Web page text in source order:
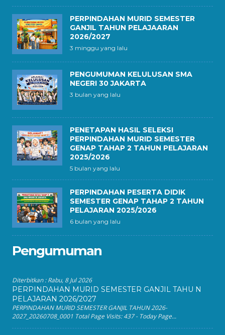
PERPINDAHAN MURID SEMESTER
GANJIL TAHUN PELAJAARAN
2026/2027
3 minggu yang lalu
PENGUMUMAN KELULUSAN SMA
NEGERI 30 JAKARTA
3 bulan yang lalu
PENETAPAN HASIL SELEKSI
PERPINDAHAN MURID SEMESTER
GENAP TAHAP 2 TAHUN PELAJARAN
2025/2026
5 bulan yang lalu
PERPINDAHAN PESERTA DIDIK
SEMESTER GENAP TAHAP 2 TAHUN
PELAJARAN 2025/2026
6 bulan yang lalu
Pengumuman
Diterbitkan :Rabu, 8 Jul 2026
PERPINDAHAN MURID SEMESTER GANJIL TAHU N
PELAJARAN 2026/2027
PERPINDAHAN MURID SEMESTER GANJIL TAHUN 2026-
2027_20260708_0001 Total Page Visits: 437 - Today Page...